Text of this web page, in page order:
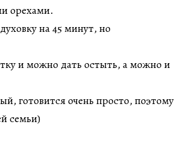
орехами.
на 45 минут, но
и можно дать остыть, а можно и
готовится очень просто, поэтому
семьи)